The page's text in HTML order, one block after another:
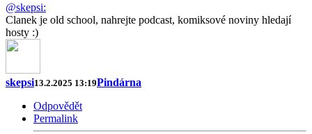
@skepsi:
Clanek je old school, nahrejte podcast, komiksové noviny hledají
hosty :)
skepsi13.2.2025 13:19Pindárna
Odpovědět
Permalink